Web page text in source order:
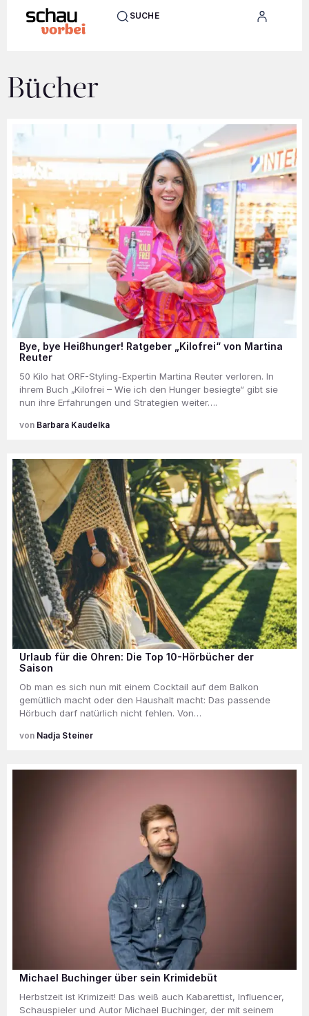
SUCHE
Bücher
Bye, bye Heißhunger! Ratgeber „Kilofrei“ von Martina
Reuter
50 Kilo hat ORF-Styling-Expertin Martina Reuter verloren. In
ihrem Buch „Kilofrei – Wie ich den Hunger besiegte“ gibt sie
nun ihre Erfahrungen und Strategien weiter….
Barbara Kaudelka
Urlaub für die Ohren: Die Top 10-Hörbücher der
Saison
Ob man es sich nun mit einem Cocktail auf dem Balkon
gemütlich macht oder den Haushalt macht: Das passende
Hörbuch darf natürlich nicht fehlen. Von…
Nadja Steiner
Michael Buchinger über sein Krimidebüt
Herbstzeit ist Krimizeit! Das weiß auch Kabarettist, Influencer,
Schauspieler und Autor Michael Buchinger, der mit seinem